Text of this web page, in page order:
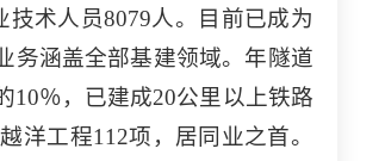
技术人员8079人。目前已成为
务涵盖全部基建领域。年隧道
10％，已建成20公里以上铁路
洋工程112项，居同业之首。